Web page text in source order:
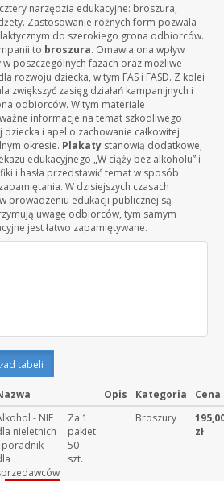
narzędzia edukacyjne: broszura,
Zastosowanie różnych form pozwala
do szerokiego grona odbiorców.
to broszura. Omawia ona wpływ
poszczególnych fazach oraz możliwe
rozwoju dziecka, w tym FAS i FASD. Z kolei
zwiększyć zasięg działań kampanijnych i
odbiorców. W tym materiale
informacje na temat szkodliwego
i apel o zachowanie całkowitej
okresie. Plakaty stanowią dodatkowe,
edukacyjnego „W ciąży bez alkoholu” i
i hasła przedstawić temat w sposób
W dzisiejszych czasach
prowadzeniu edukacji publicznej są
uwagę odbiorców, tym samym
jest łatwo zapamiętywane.
Opis Kategoria
Cena
- NIE
nieletnich
poradnik
Za 1
pakiet
50
szt.
Broszury
zł